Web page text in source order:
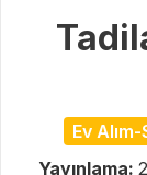
Ev
Yayınlama: